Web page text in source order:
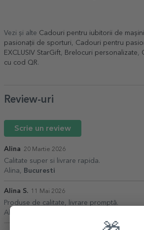
Vezi și alte Cadouri pentru iubitorii de maşini
pasionații de sporturi, Cadouri pentru
EXCLUSIV StarGift, Brelocuri personalizate,
cu cod QR.
Review-uri
Scrie un review
Alina 20 Martie 2026
Calitate super si livrare rapida.
Alina,
Bucuresti
Alina S. 11 Mai 2026
Produse de calitate, livrare promptă.
Alina S.,